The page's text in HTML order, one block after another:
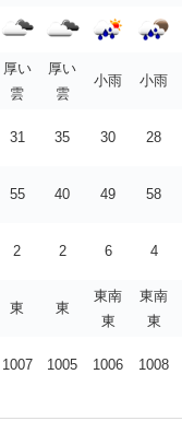
厚い
雲
厚い
雲
小雨 小雨
31 35 30 28
55 40 49 58
2 2 6 4
東 東
東南
東
東南
東
1007 1005 1006 1008